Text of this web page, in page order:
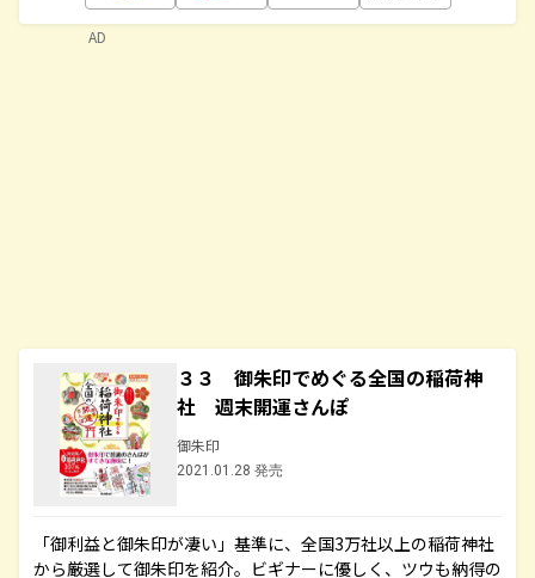
３３ 御朱印でめぐる全国の稲荷神
社 週末開運さんぽ
御朱印
2021.01.28 発売
「御利益と御朱印が凄い」基準に、全国3万社以上の稲荷神社
から厳選して御朱印を紹介。ビギナーに優しく、ツウも納得の
AD